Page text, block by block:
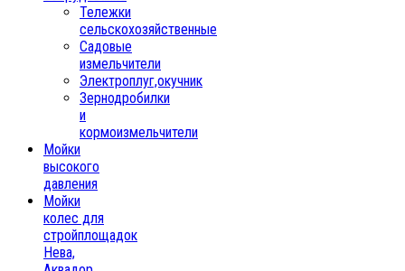
Тележки
сельскохозяйственные
Садовые
измельчители
Электроплуг,окучник
Зернодробилки
и
кормоизмельчители
Мойки
высокого
давления
Мойки
колес для
стройплощадок
Нева,